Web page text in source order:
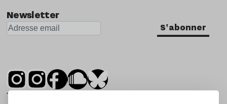
Newsletter
S'abonner
Tsugi est un mensuel indépendant sur la